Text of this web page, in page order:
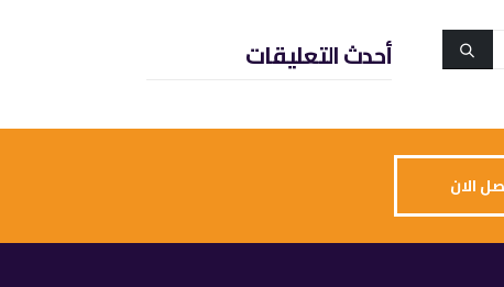
أحدث التعليقات
الان